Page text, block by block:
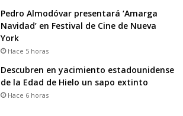
Pedro Almodóvar presentará ‘Amarga
Navidad’ en Festival de Cine de Nueva
York
Hace 5 horas
Descubren en yacimiento estadounidense
de la Edad de Hielo un sapo extinto
Hace 6 horas